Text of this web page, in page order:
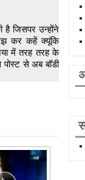
है जिसपर उन्होंने
कर कहें क्यूंकि
में तरह तरह के
से अब बॉडी